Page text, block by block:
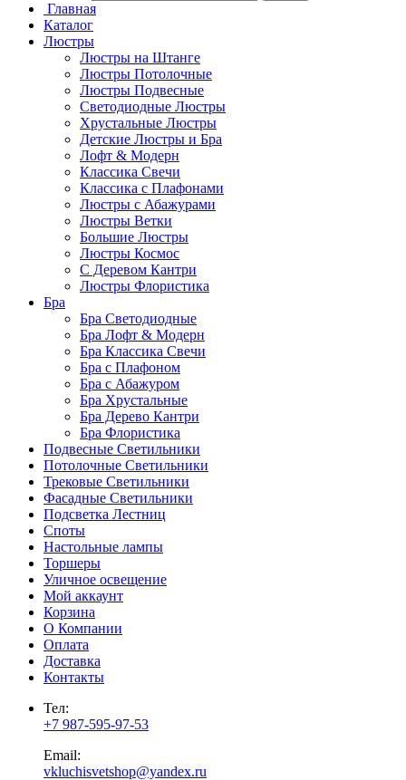
Главная
Каталог
Люстры
Люстры на Штанге
Люстры Потолочные
Люстры Подвесные
Светодиодные Люстры
Хрустальные Люстры
Детские Люстры и Бра
Лофт & Модерн
Классика Свечи
Классика с Плафонами
Люстры с Абажурами
Люстры Ветки
Большие Люстры
Люстры Космос
С Деревом Кантри
Люстры Флористика
Бра
Бра Светодиодные
Бра Лофт & Модерн
Бра Классика Свечи
Бра с Плафоном
Бра с Абажуром
Бра Хрустальные
Бра Дерево Кантри
Бра Флористика
Подвесные Светильники
Потолочные Светильники
Трековые Светильники
Фасадные Светильники
Подсветка Лестниц
Споты
Настольные лампы
Торшеры
Уличное освещение
Мой аккаунт
Корзина
О Компании
Оплата
Доставка
Контакты
Тел:
+7 987-595-97-53
Email:
vkluchisvetshop@yandex.ru